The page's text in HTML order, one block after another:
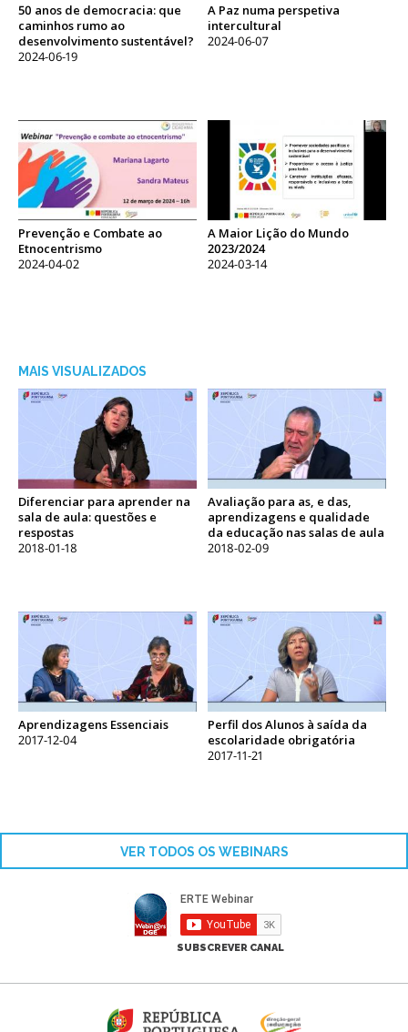
VER TODOS OS WEBINARS
SUBSCREVER CANAL
50 anos de democracia: que
caminhos rumo ao
desenvolvimento sustentável?
2024-06-19
A Paz numa perspetiva
intercultural
2024-06-07
Prevenção e Combate ao
Etnocentrismo
2024-04-02
A Maior Lição do Mundo
2023/2024
2024-03-14
MAIS VISUALIZADOS
Diferenciar para aprender na
sala de aula: questões e
respostas
2018-01-18
Avaliação para as, e das,
aprendizagens e qualidade
da educação nas salas de aula
2018-02-09
Aprendizagens Essenciais
2017-12-04
Perfil dos Alunos à saída da
escolaridade obrigatória
2017-11-21